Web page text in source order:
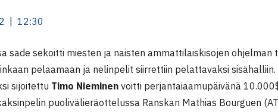
| 12:30
sade sekoitti miesten ja naisten ammattilaiskisojen ohjelman
pelaamaan ja nelinpelit siirrettiin pelattavaksi sisähalliin.
sijoitettu Timo Nieminen voitti perjantaiaamupäivänä
puolivälieräottelussa Ranskan Mathias Bourguen